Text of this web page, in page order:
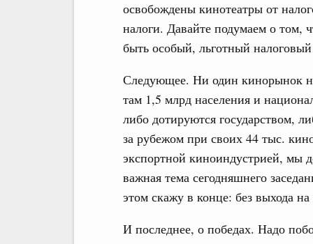
освобождены кинотеатры от
налоги. Давайте подумаем о том,
быть особый, льготный
Следующее. Ни один кинорынок
там 1,5 млрд населения и
либо дотируются государством,
за рубежом при своих 44 тыс.
экспортной киноиндустрией,
важная тема сегодняшнего
этом скажу в конце: без выхода
И последнее, о победах. Надо